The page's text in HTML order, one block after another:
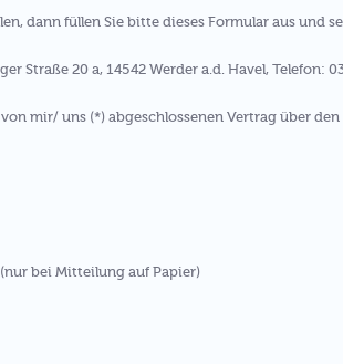
dann füllen Sie bitte dieses Formular aus und
Straße 20 a, 14542 Werder a.d. Havel, Telefon:
mir/ uns (*) abgeschlossenen Vertrag über
bei Mitteilung auf Papier)